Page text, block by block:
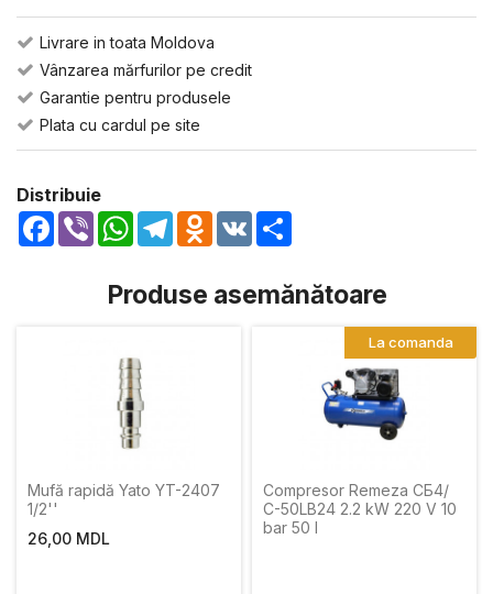
Livrare in toata Moldova
Vânzarea mărfurilor pe credit
Garantie pentru produsele
Plata cu cardul pe site
Distribuie
Facebook
Viber WhatsApp
TelegramOdnoklassniki
VK
Produse asemănătoare
Mufă rapidă Yato YT-2407
1/2''
26,00 MDL
Compresor Remeza СБ4/
С-50LB24 2.2 kW 220 V 10
bar 50 l
La comanda